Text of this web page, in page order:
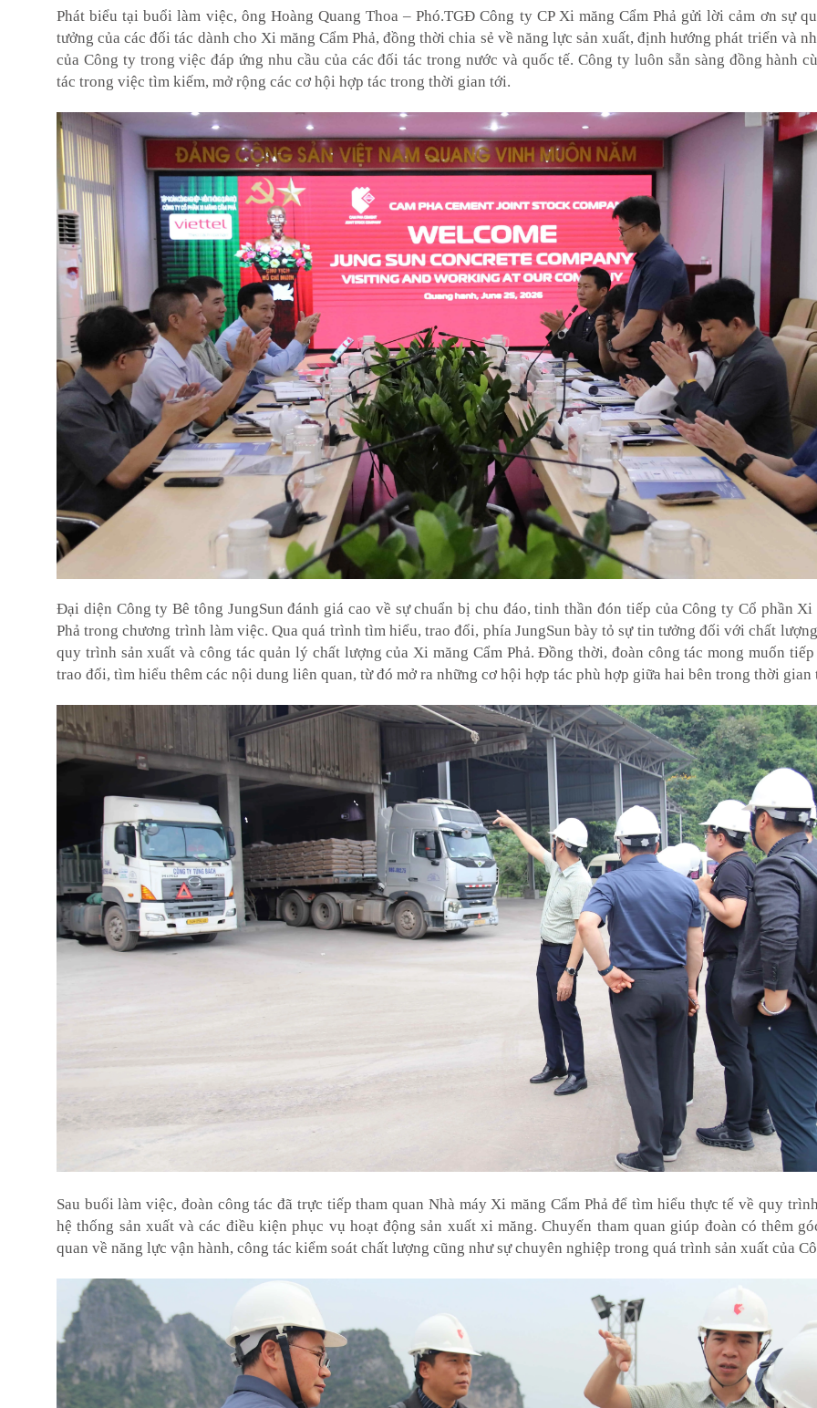
Phát biểu tại buổi làm việc, ông Hoàng Quang Thoa – Phó.TGĐ Công ty CP Xi măng Cẩm Phả gửi lời cảm ơn sự
tưởng của các đối tác dành cho Xi măng Cẩm Phả, đồng thời chia sẻ về năng lực sản xuất, định hướng phát triển và
của Công ty trong việc đáp ứng nhu cầu của các đối tác trong nước và quốc tế. Công ty luôn sẵn sàng đồng hành
tác trong việc tìm kiếm, mở rộng các cơ hội hợp tác trong thời gian tới.
Đại diện Công ty Bê tông JungSun đánh giá cao về sự chuẩn bị chu đáo, tinh thần đón tiếp của Công ty Cổ phần Xi
Phả trong chương trình làm việc. Qua quá trình tìm hiểu, trao đổi, phía JungSun bày tỏ sự tin tưởng đối với chất
quy trình sản xuất và công tác quản lý chất lượng của Xi măng Cẩm Phả. Đồng thời, đoàn công tác mong muốn
trao đổi, tìm hiểu thêm các nội dung liên quan, từ đó mở ra những cơ hội hợp tác phù hợp giữa hai bên trong thời gian
Sau buổi làm việc, đoàn công tác đã trực tiếp tham quan Nhà máy Xi măng Cẩm Phả để tìm hiểu thực tế về quy
hệ thống sản xuất và các điều kiện phục vụ hoạt động sản xuất xi măng. Chuyến tham quan giúp đoàn có thêm
quan về năng lực vận hành, công tác kiểm soát chất lượng cũng như sự chuyên nghiệp trong quá trình sản xuất của